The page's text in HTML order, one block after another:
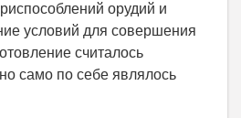
орудий и
условий для совершения
считалось
само по себе являлось